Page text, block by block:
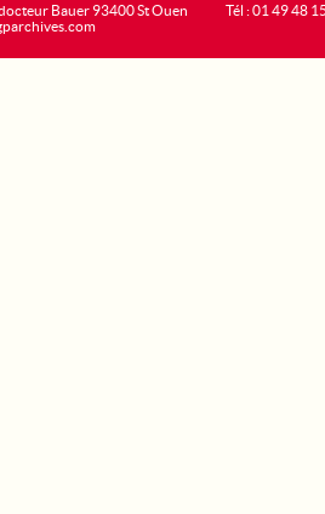
Bauer 93400 St Ouen
Tél : 01 49 48